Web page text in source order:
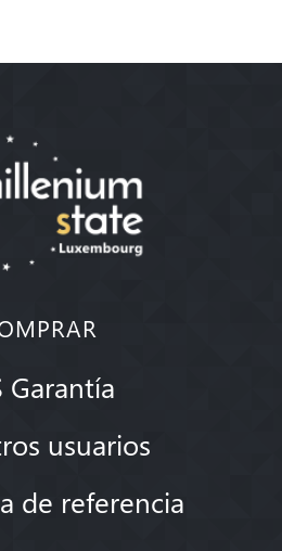
Garantía
usuarios
de referencia